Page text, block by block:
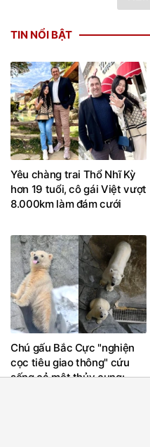
TIN NỔI BẬT
Yêu chàng trai Thổ Nhĩ Kỳ
hơn 19 tuổi, cô gái Việt vượt
8.000km làm đám cưới
Chú gấu Bắc Cực "nghiện
cọc tiêu giao thông" cứu
sống cả một thủy cung: